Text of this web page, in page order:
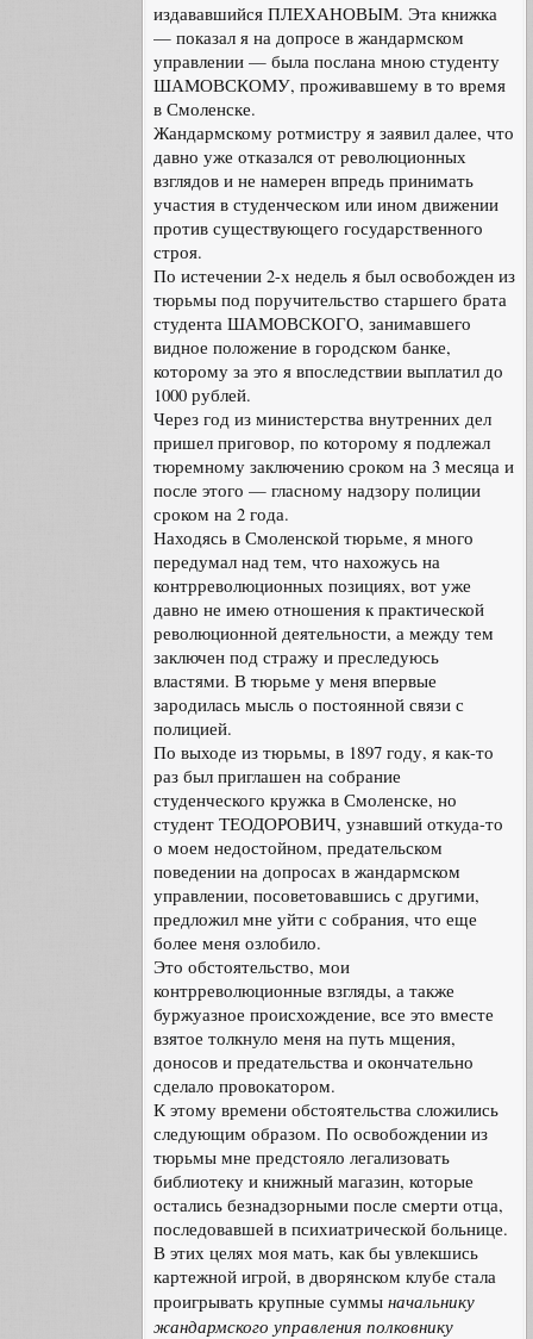
издававшийся ПЛЕХАНОВЫМ. Эта книжка
— показал я на допросе в жандармском
управлении — была послана мною студенту
ШАМОВСКОМУ, проживавшему в то время
в Смоленске.
Жандармскому ротмистру я заявил далее, что
давно уже отказался от революционных
взглядов и не намерен впредь принимать
участия в студенческом или ином движении
против существующего государственного
строя.
По истечении 2-х недель я был освобожден из
тюрьмы под поручительство старшего брата
студента ШАМОВСКОГО, занимавшего
видное положение в городском банке,
которому за это я впоследствии выплатил до
1000 рублей.
Через год из министерства внутренних дел
пришел приговор, по которому я подлежал
тюремному заключению сроком на 3 месяца и
после этого — гласному надзору полиции
сроком на 2 года.
Находясь в Смоленской тюрьме, я много
передумал над тем, что нахожусь на
контрреволюционных позициях, вот уже
давно не имею отношения к практической
революционной деятельности, а между тем
заключен под стражу и преследуюсь
властями. В тюрьме у меня впервые
зародилась мысль о постоянной связи с
полицией.
По выходе из тюрьмы, в 1897 году, я как-то
раз был приглашен на собрание
студенческого кружка в Смоленске, но
студент ТЕОДОРОВИЧ, узнавший откуда-то
о моем недостойном, предательском
поведении на допросах в жандармском
управлении, посоветовавшись с другими,
предложил мне уйти с собрания, что еще
более меня озлобило.
Это обстоятельство, мои
контрреволюционные взгляды, а также
буржуазное происхождение, все это вместе
взятое толкнуло меня на путь мщения,
доносов и предательства и окончательно
сделало провокатором.
К этому времени обстоятельства сложились
следующим образом. По освобождении из
тюрьмы мне предстояло легализовать
библиотеку и книжный магазин, которые
остались безнадзорными после смерти отца,
последовавшей в психиатрической больнице.
В этих целях моя мать, как бы увлекшись
картежной игрой, в дворянском клубе стала
проигрывать крупные суммы начальнику
жандармского управления полковнику